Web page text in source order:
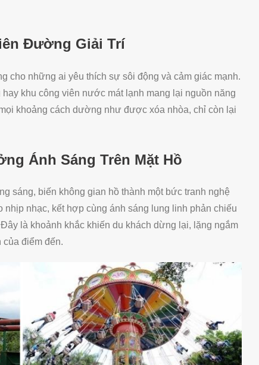
Đường Giải Trí
cho những ai yêu thích sự sôi động và cảm giác mạnh.
khu công viên nước mát lạnh mang lại nguồn năng
khoảng cách dường như được xóa nhòa, chỉ còn lại
Ánh Sáng Trên Mặt Hồ
sáng, biến không gian hồ thành một bức tranh nghệ
nhạc, kết hợp cùng ánh sáng lung linh phản chiếu
là khoảnh khắc khiến du khách dừng lại, lặng ngắm
điểm đến.